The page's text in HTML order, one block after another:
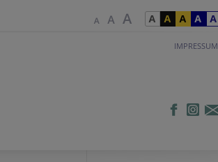
IMPRESSUM